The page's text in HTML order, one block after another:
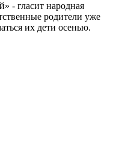
- гласит народная
родители уже
их дети осенью.